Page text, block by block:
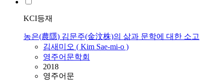
KCI등재
농은(農隱) 김문주(金汶株)의 삶과 문학에 대한 소고
김새미오 ( Kim Sae-mi-o )
영주어문학회
2018
영주어문